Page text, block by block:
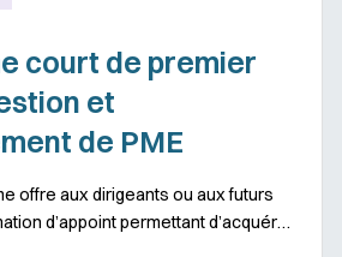
court de premier
et
de PME
offre aux dirigeants ou aux futurs
d’appoint permettant d’acquérir